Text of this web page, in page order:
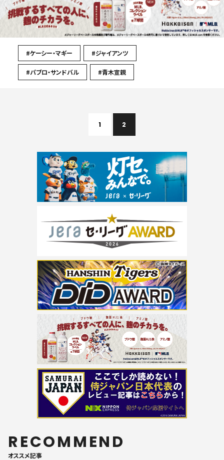
#ケーシー・マギー #ジャイアンツ
#パブロ・サンドバル #青木宣親
1 2
RECOMMEND
オススメ記事